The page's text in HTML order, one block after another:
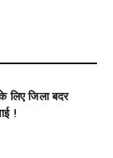
लिए जिला बदर
!